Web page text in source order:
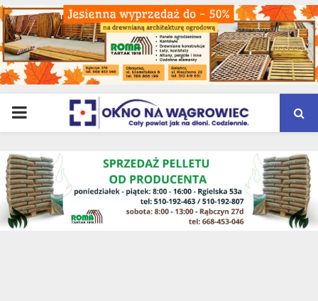
PRIMARY
MENU